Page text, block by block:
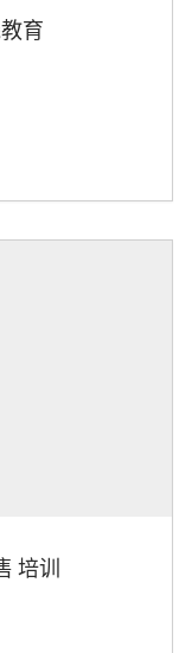
育
培训